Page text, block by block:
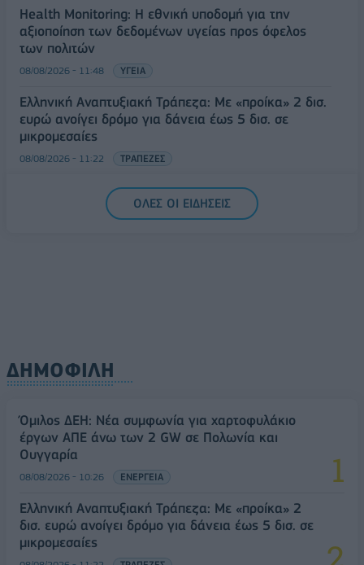
Health Monitoring: Η εθνική υποδομή για την
αξιοποίηση των δεδομένων υγείας προς όφελος
των πολιτών
08/08/2026 - 11:48 ΥΓΕΙΑ
Ελληνική Αναπτυξιακή Τράπεζα: Με «προίκα» 2 δισ.
ευρώ ανοίγει δρόμο για δάνεια έως 5 δισ. σε
μικρομεσαίες
08/08/2026 - 11:22 ΤΡΑΠΕΖΕΣ
5G παντού, 6G στον ορίζοντα: Πού βρίσκεται η
Ελλάδα στη μεγάλη τεχνολογική μετάβαση
ΟΛΕΣ ΟΙ ΕΙΔΗΣΕΙΣ
ΔΗΜΟΦΙΛΗ
Όμιλος ΔΕΗ: Νέα συμφωνία για χαρτοφυλάκιο
έργων ΑΠΕ άνω των 2 GW σε Πολωνία και
Ουγγαρία
08/08/2026 - 10:26 ΕΝΕΡΓΕΙΑ
Ελληνική Αναπτυξιακή Τράπεζα: Με «προίκα» 2
δισ. ευρώ ανοίγει δρόμο για δάνεια έως 5 δισ. σε
μικρομεσαίες